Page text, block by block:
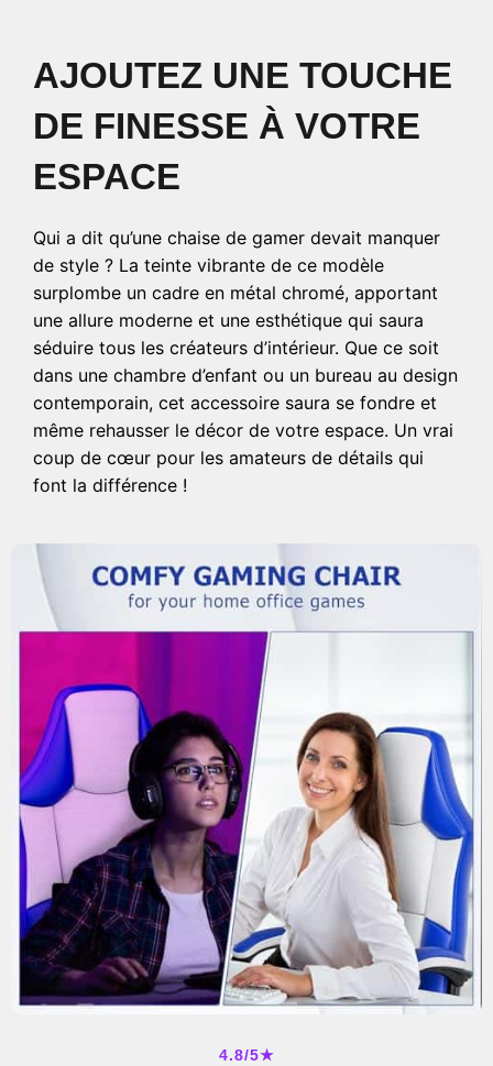
AJOUTEZ UNE TOUCHE
DE FINESSE À VOTRE
ESPACE
Qui a dit qu’une chaise de gamer devait manquer
de style ? La teinte vibrante de ce modèle
surplombe un cadre en métal chromé, apportant
une allure moderne et une esthétique qui saura
séduire tous les créateurs d’intérieur. Que ce soit
dans une chambre d’enfant ou un bureau au design
contemporain, cet accessoire saura se fondre et
même rehausser le décor de votre espace. Un vrai
coup de cœur pour les amateurs de détails qui
font la différence !
4.8/5★